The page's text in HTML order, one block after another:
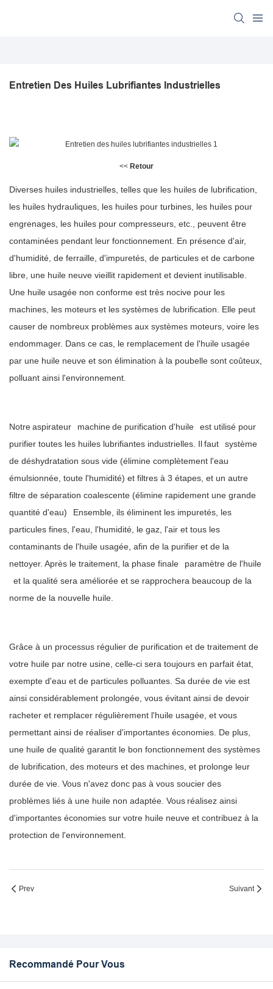
Entretien Des Huiles Lubrifiantes Industrielles
<< Retour
Diverses huiles industrielles, telles que les huiles de lubrification,
les huiles hydrauliques, les huiles pour turbines, les huiles pour
engrenages, les huiles pour compresseurs, etc., peuvent être
contaminées pendant leur fonctionnement. En présence d'air,
d'humidité, de ferraille, d'impuretés, de particules et de carbone
libre, une huile neuve vieillit rapidement et devient inutilisable.
Une huile usagée non conforme est très nocive pour les
machines, les moteurs et les systèmes de lubrification. Elle peut
causer de nombreux problèmes aux systèmes moteurs, voire les
endommager. Dans ce cas, le remplacement de l'huile usagée
par une huile neuve et son élimination à la poubelle sont coûteux,
polluant ainsi l'environnement.
Notreaspirateur machinede purification d'huile
est utilisé pour
purifier toutes les huiles lubrifiantes industrielles. Ilfaut
système
de déshydratation sous vide (élimine complètement l'eau
émulsionnée, toute l'humidité) et filtres à 3 étapes, et un autre
filtre de séparation coalescente (élimine rapidement une grande
quantité d'eau)
Ensemble, ils éliminent les impuretés, les
particules fines, l'eau, l'humidité, le gaz, l'air et tous les
contaminants de l'huile usagée, afin de la purifier et de la
nettoyer. Après le traitement, la phase finale
paramètre de l'huile
et la qualité sera améliorée et se rapprochera beaucoup de la
norme de la nouvelle huile.
Grâce à un processus régulier de purification et de traitement de
votre huile par notre usine, celle-ci sera toujours en parfait état,
exempte d'eau et de particules polluantes. Sa durée de vie est
ainsi considérablement prolongée, vous évitant ainsi de devoir
racheter et remplacer régulièrement l'huile usagée, et vous
permettant ainsi de réaliser d'importantes économies. De plus,
une huile de qualité garantit le bon fonctionnement des systèmes
de lubrification, des moteurs et des machines, et prolonge leur
durée de vie. Vous n'avez donc pas à vous soucier des
problèmes liés à une huile non adaptée. Vous réalisez ainsi
d'importantes économies sur votre huile neuve et contribuez à la
protection de l'environnement.
Prev Suivant
Recommandé Pour Vous